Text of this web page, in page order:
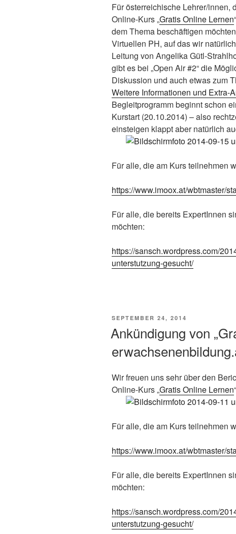
Für österreichische Lehrer/innen,
Online-Kurs „Gratis Online Lernen
dem Thema beschäftigen
Virtuellen PH, auf das wir
Leitung von Angelika Gütl-
gibt es bei „Open Air #2“ die
Diskussion und auch etwas zum
Weitere Informationen und Extra-
Begleitprogramm beginnt schon
Kurstart (20.10.2014) – also
einsteigen klappt aber natürlich
Für alle, die am Kurs teilnehmen
https://www.imoox.at/wbtmaster/
Für alle, die bereits ExpertInnen
möchten:
https://sansch.wordpress.com/
unterstutzung-gesucht/
VERÖFFENTLICHT
SEPTEMBER 24, 2014
Ankündigung von
Wir freuen uns sehr über den
Online-Kurs „Gratis Online Lernen
Für alle, die am Kurs teilnehmen
https://www.imoox.at/wbtmaster/
Für alle, die bereits ExpertInnen
möchten:
https://sansch.wordpress.com/
unterstutzung-gesucht/